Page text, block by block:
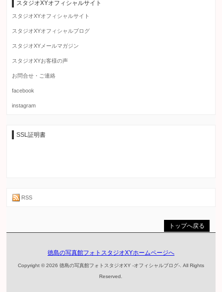
スタジオXYオフィシャルサイト
スタジオXYオフィシャルサイト
スタジオXYオフィシャルブログ
スタジオXYメールマガジン
スタジオXYお客様の声
お問合せ・ご連絡
facebook
instagram
SSL証明書
RSS
トップへ戻る
徳島の写真館フォトスタジオXYホームページへ
Copyright © 2026 徳島の写真館フォトスタジオXY -オフィシャルブログ-. All Rights
Reserved.